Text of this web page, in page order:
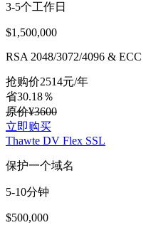
3-5个工作日
$1,500,000
RSA 2048/3072/4096 & ECC
抢购价2514元/年
省30.18％
原价¥3600
立即购买
Thawte DV Flex SSL
保护一个域名
5-10分钟
$500,000